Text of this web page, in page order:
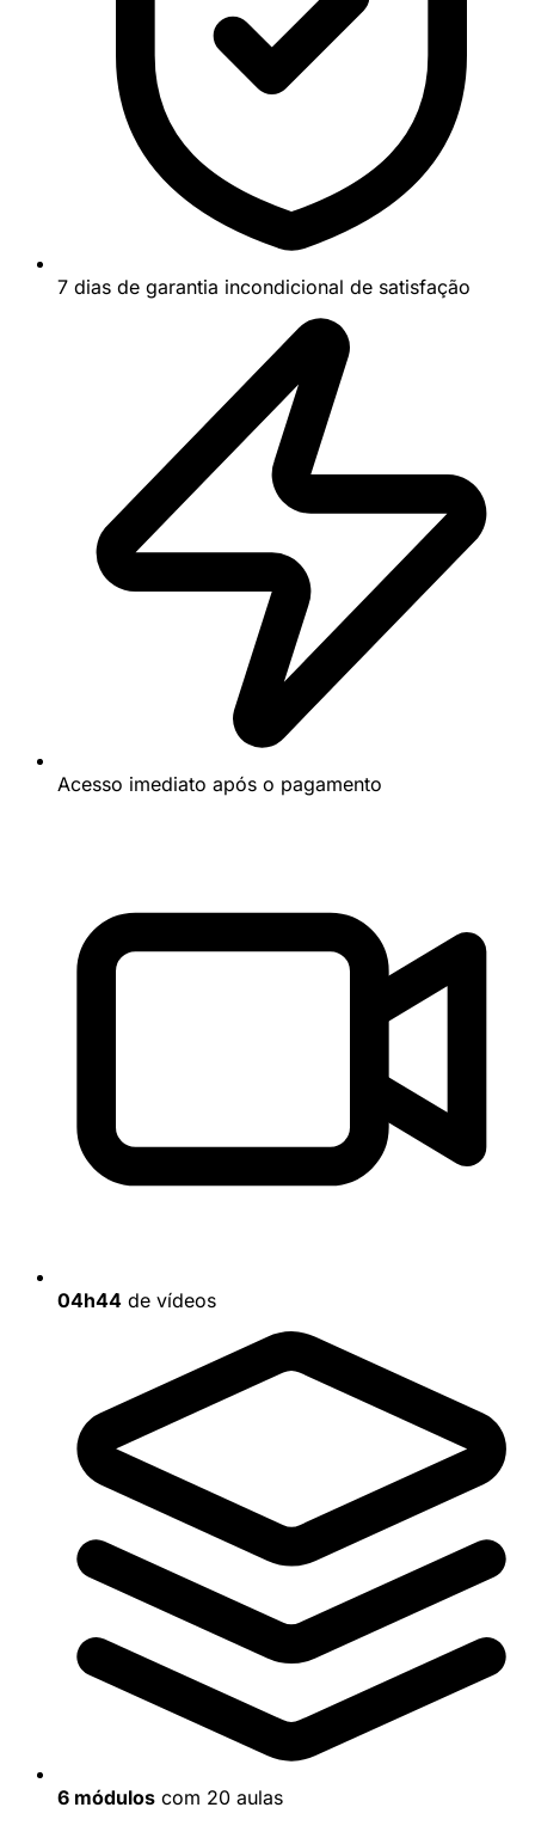
7 dias de garantia incondicional de satisfação
Acesso imediato após o pagamento
04h44 de vídeos
6 módulos com 20 aulas